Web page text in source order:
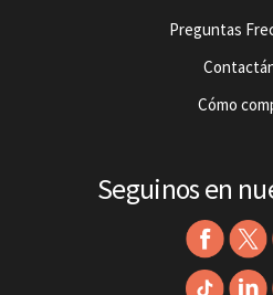
Preguntas
Cómo
Seguinos en